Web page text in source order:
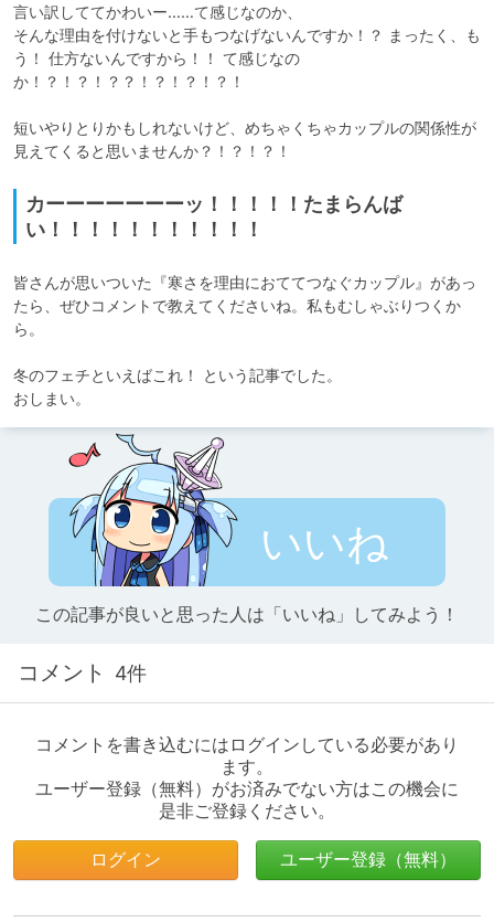
言い訳しててかわいー……て感じなのか、
そんな理由を付けないと手もつなげないんですか！？ まったく、も
う！ 仕方ないんですから！！ て感じなの
か！？！？！？？！？！？！？！
短いやりとりかもしれないけど、めちゃくちゃカップルの関係性が
見えてくると思いませんか？！？！？！
カーーーーーーーッ！！！！！たまらんば
い！！！！！！！！！！！
皆さんが思いついた『寒さを理由におててつなぐカップル』があっ
たら、ぜひコメントで教えてくださいね。私もむしゃぶりつくか
ら。
冬のフェチといえばこれ！ という記事でした。
おしまい。
いいね
この記事が良いと思った人は「いいね」してみよう！
コメント 4件
コメントを書き込むにはログインしている必要があり
ます。
ユーザー登録（無料）がお済みでない方はこの機会に
是非ご登録ください。
ログイン ユーザー登録（無料）